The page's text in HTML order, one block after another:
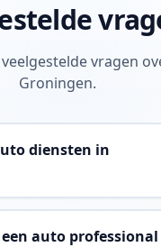
vragen
Groningen.
diensten in
auto